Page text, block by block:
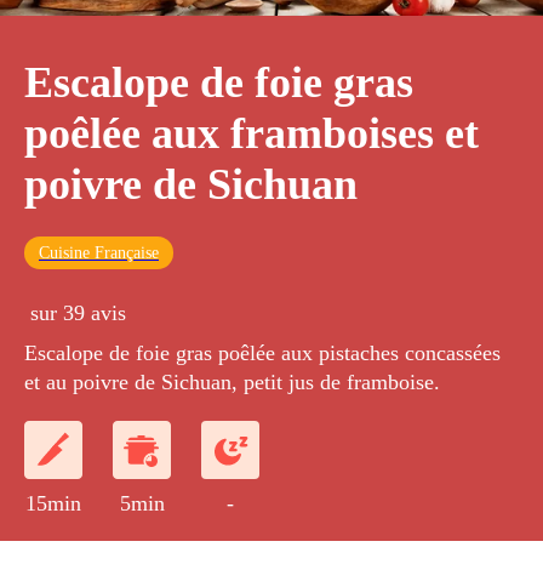
Escalope de foie gras
poêlée aux framboises et
poivre de Sichuan
Cuisine Française
sur 39 avis
Escalope de foie gras poêlée aux pistaches concassées
et au poivre de Sichuan, petit jus de framboise.
15min 5min -